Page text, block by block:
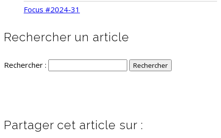
Focus #2024-31
Rechercher un article
Rechercher :
Partager cet article sur :